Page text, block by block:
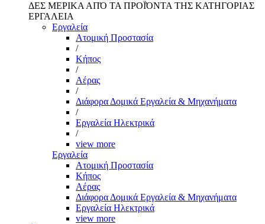
ΔΕΣ ΜΕΡΙΚΑ ΑΠΌ ΤΑ ΠΡΟΪΌΝΤΑ ΤΗΣ ΚΑΤΗΓΟΡΙΑΣ
ΕΡΓΑΛΕΙΑ
Εργαλεία
Aτομική Προστασία
/
Kήπος
/
Αέρας
/
Διάφορα Δομικά Εργαλεία & Μηχανήματα
/
Εργαλεία Ηλεκτρικά
/
view more
Εργαλεία
Aτομική Προστασία
Kήπος
Αέρας
Διάφορα Δομικά Εργαλεία & Μηχανήματα
Εργαλεία Ηλεκτρικά
view more